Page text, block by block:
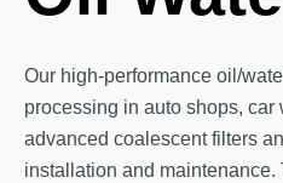
Our high-performance oil/
processing in auto shops,
advanced coalescent filters
installation and